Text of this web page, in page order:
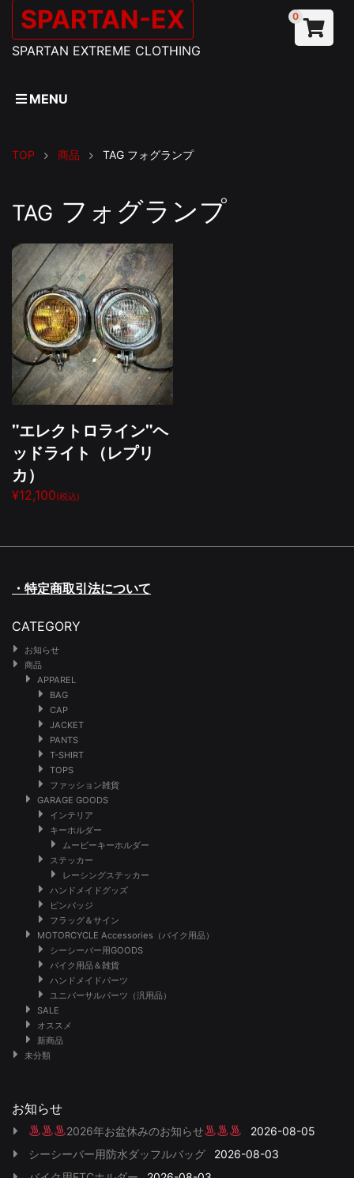
SPARTAN-EX
SPARTAN EXTREME CLOTHING
0
MENU
TOP 商品 TAG フォグランプ
TAG フォグランプ
"エレクトロライン"ヘ
ッドライト（レプリ
カ）
¥12,100(税込)
・特定商取引法について
CATEGORY
お知らせ
商品
APPAREL
BAG
CAP
JACKET
PANTS
T-SHIRT
TOPS
ファッション雑貨
GARAGE GOODS
インテリア
キーホルダー
ムービーキーホルダー
ステッカー
レーシングステッカー
ハンドメイドグッズ
ピンバッジ
フラッグ＆サイン
MOTORCYCLE Accessories（バイク用品）
シーシーバー用GOODS
バイク用品＆雑貨
ハンドメイドパーツ
ユニバーサルパーツ（汎用品）
SALE
オススメ
新商品
未分類
お知らせ
2026年お盆休みのお知らせ
2026-08-05
シーシーバー用防水ダッフルバッグ
2026-08-03